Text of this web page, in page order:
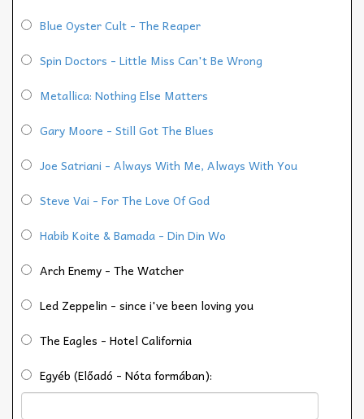
Blue Oyster Cult - The Reaper
Spin Doctors - Little Miss Can't Be Wrong
Metallica: Nothing Else Matters
Gary Moore - Still Got The Blues
Joe Satriani - Always With Me, Always With You
Steve Vai - For The Love Of God
Habib Koite & Bamada - Din Din Wo
Arch Enemy - The Watcher
Led Zeppelin - since i've been loving you
The Eagles - Hotel California
Egyéb (Előadó - Nóta formában):